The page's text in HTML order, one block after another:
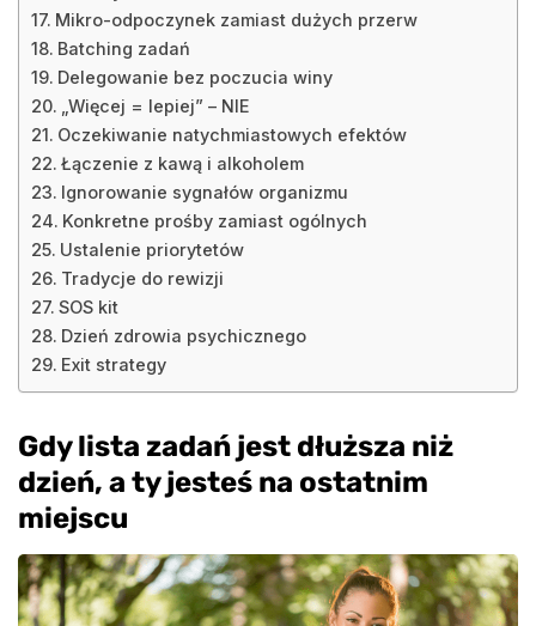
Mikro-odpoczynek zamiast dużych przerw
Batching zadań
Delegowanie bez poczucia winy
„Więcej = lepiej” – NIE
Oczekiwanie natychmiastowych efektów
Łączenie z kawą i alkoholem
Ignorowanie sygnałów organizmu
Konkretne prośby zamiast ogólnych
Ustalenie priorytetów
Tradycje do rewizji
SOS kit
Dzień zdrowia psychicznego
Exit strategy
Gdy lista zadań jest dłuższa niż
dzień, a ty jesteś na ostatnim
miejscu